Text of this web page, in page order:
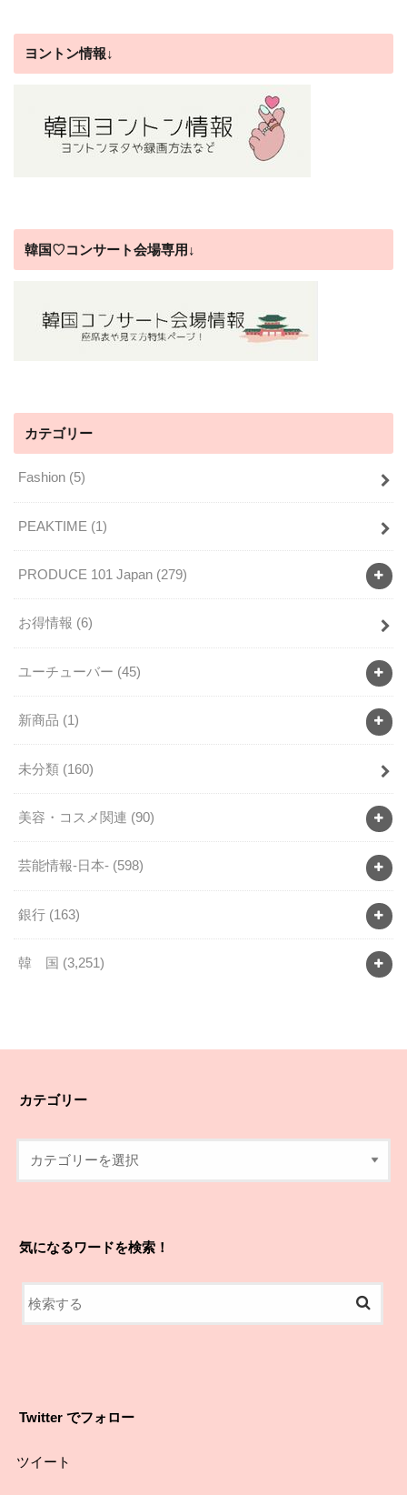
ヨントン情報↓
韓国♡コンサート会場専用↓
カテゴリー
Fashion (5)
PEAKTIME (1)
PRODUCE 101 Japan (279)
お得情報 (6)
ユーチューバー (45)
新商品 (1)
未分類 (160)
美容・コスメ関連 (90)
芸能情報-日本- (598)
銀行 (163)
韓 国 (3,251)
カテゴリー
気になるワードを検索！
Twitter でフォロー
ツイート